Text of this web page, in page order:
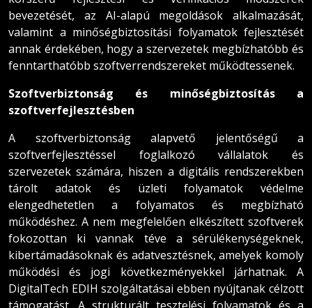
bevezetését, az AI-alapú megoldások alkalmazását,
valamint a minőségbiztosítási folyamatok fejlesztését
annak érdekében, hogy a szervezetek megbízhatóbb és
fenntarthatóbb szoftverrendszereket működtessenek.
Szoftverbiztonság és minőségbiztosítás a
szoftverfejlesztésben
A szoftverbiztonság alapvető jelentőségű a
szoftverfejlesztéssel foglalkozó vállalatok és
szervezetek számára, hiszen a digitális rendszerekben
tárolt adatok és üzleti folyamatok védelme
elengedhetetlen a folyamatos és megbízható
működéshez. A nem megfelelően elkészített szoftverek
fokozottan ki vannak téve a sérülékenységeknek,
kibertámadásoknak és adatvesztésnek, amelyek komoly
működési és jogi következményekkel járhatnak. A
DigitalTech EDIH szolgáltatásai ebben nyújtanak célzott